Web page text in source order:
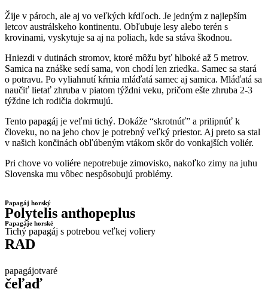
Žije v pároch, ale aj vo veľkých kŕdľoch. Je jedným z najlepším
letcov austrálskeho kontinentu. Obľubuje lesy alebo terén s
krovinami, vyskytuje sa aj na poliach, kde sa stáva škodnou.
Hniezdi v dutinách stromov, ktoré môžu byť hlboké až 5 metrov.
Samica na znáške sedí sama, von chodí len zriedka. Samec sa stará
o potravu. Po vyliahnutí kŕmia mláďatá samec aj samica. Mláďatá sa
naučiť lietať zhruba v piatom týždni veku, pričom ešte zhruba 2-3
týždne ich rodičia dokrmujú.
Tento papagáj je veľmi tichý. Dokáže “skrotnúť” a prilipnúť k
človeku, no na jeho chov je potrebný veľký priestor. Aj preto sa stal
v našich končinách obľúbeným vtákom skôr do vonkajších voliér.
Pri chove vo voliére nepotrebuje zimovisko, nakoľko zimy na juhu
Slovenska mu vôbec nespôsobujú problémy.
Papagáj horský
Polytelis anthopeplus
Papagáje horské
Tichý papagáj s potrebou veľkej voliery
RAD
papagájotvaré
čeľaď